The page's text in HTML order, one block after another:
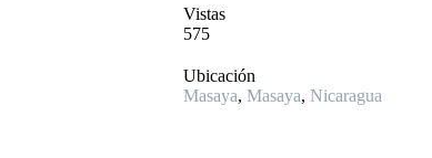
Vistas
575
Ubicación
Masaya, Masaya, Nicaragua